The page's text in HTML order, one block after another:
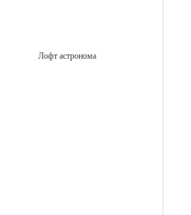
Лофт астронома